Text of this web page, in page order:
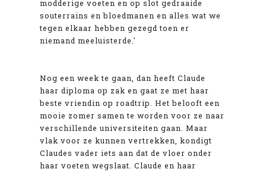
modderige voeten en op slot gedraaide
souterrains en bloedmanen en alles wat we
tegen elkaar hebben gezegd toen er
niemand meeluisterde.'
Nog een week te gaan, dan heeft Claude
haar diploma op zak en gaat ze met haar
beste vriendin op roadtrip. Het belooft een
mooie zomer samen te worden voor ze naar
verschillende universiteiten gaan. Maar
vlak voor ze kunnen vertrekken, kondigt
Claudes vader iets aan dat de vloer onder
haar voeten wegslaat. Claude en haar